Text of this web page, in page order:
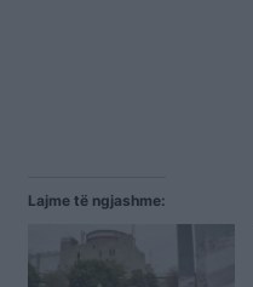
Lajme të ngjashme: